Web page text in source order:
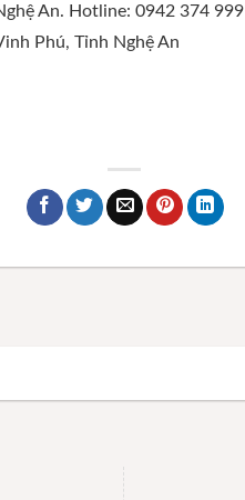
An. Hotline: 0942 374 999
Phú, Tỉnh Nghệ An